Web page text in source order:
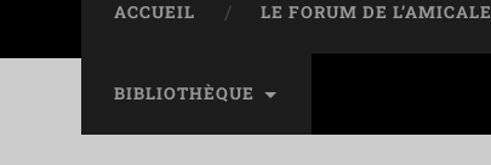
ACCUEIL LE FORUM DE L’AMICALE
BIBLIOTHÈQUE